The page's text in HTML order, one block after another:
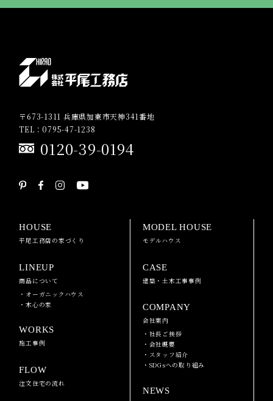
〒673-1311 兵庫県加東市天神341番地
TEL：0795-47-1238
0120-39-0194
HOUSE
平尾工務店の家づくり
LINEUP
商品について
・オーガニックハウス
・木心の家
WORKS
施工事例
FLOW
注文住宅の流れ
MODEL HOUSE
モデルハウス
CASE
建築・土木工事事例
COMPANY
会社案内
・社長ご挨拶
・会社概要
・スタッフ紹介
・SDGsへの取り組み
NEWS